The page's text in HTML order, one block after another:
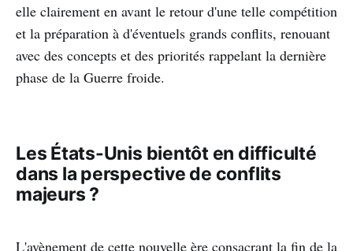
elle clairement en avant le retour d'une telle compétition
et la préparation à d'éventuels grands conflits, renouant
avec des concepts et des priorités rappelant la dernière
phase de la Guerre froide.
Les États-Unis bientôt en difficulté
dans la perspective de conflits
majeurs ?
L'avènement de cette nouvelle ère consacrant la fin de la